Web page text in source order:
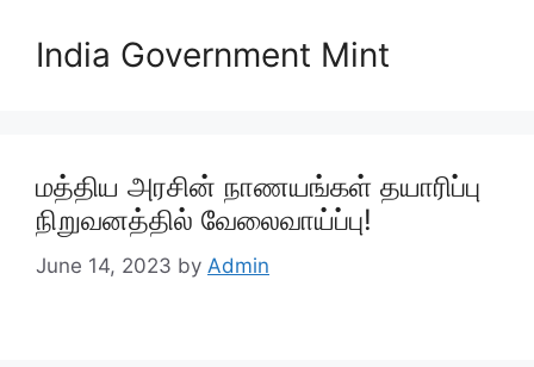
India Government Mint
மத்திய அரசின் நாணயங்கள் தயாரிப்பு
நிறுவனத்தில் வேலைவாய்ப்பு!
June 14, 2023 by Admin